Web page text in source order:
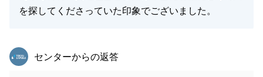
を探してくださっていた印象でございました。
東急リバブル
センターからの返答